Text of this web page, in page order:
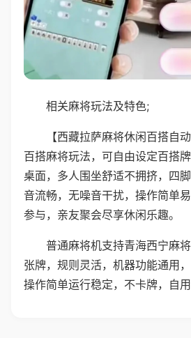
相关麻将玩法及特色;
【西藏拉萨麻将休闲百搭自
百搭麻将玩法，可自由设定百搭
桌面，多人围坐舒适不拥挤，四
音流畅，无噪音干扰，操作简单
参与，亲友聚会尽享休闲乐趣。
普通麻将机支持青海西宁麻
张牌，规则灵活，机器功能通用，
操作简单运行稳定，不卡牌，自用